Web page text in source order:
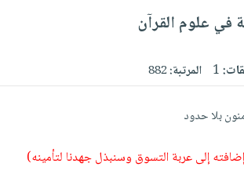
علوم القرآن
1 المرتبة:882
بلا حدود
إضافته إلى عربة التسوق وسنبذل جهدنا لتأمينه)